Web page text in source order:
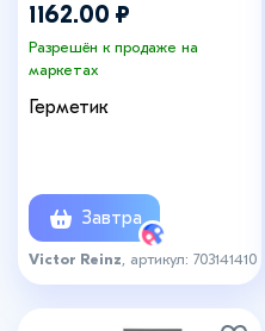
1162.00 ₽
Разрешён к продаже на
маркетах
Герметик
Завтра
Victor Reinz , артикул: 703141410